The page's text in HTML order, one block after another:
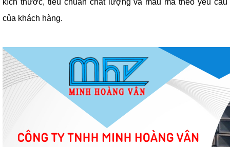
kích thước, tiêu chuẩn chất lượng và mẫu mã theo yêu cầu
của khách hàng.